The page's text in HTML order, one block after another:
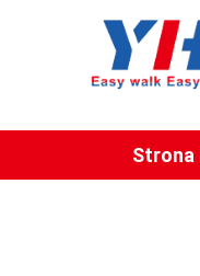
Strona